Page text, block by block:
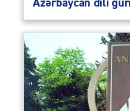
Azərbaycan dili